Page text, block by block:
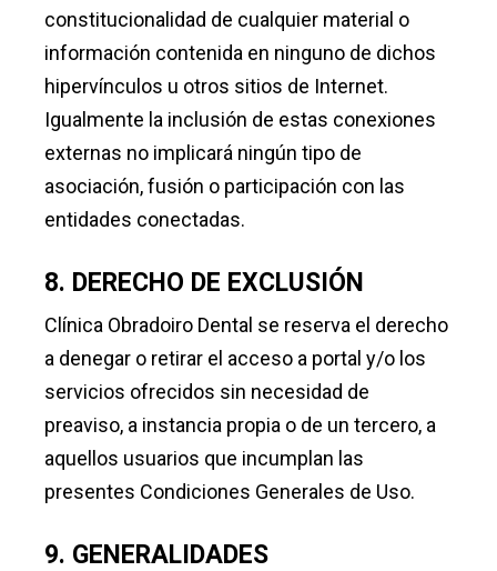
constitucionalidad de cualquier material o
información contenida en ninguno de dichos
hipervínculos u otros sitios de Internet.
Igualmente la inclusión de estas conexiones
externas no implicará ningún tipo de
asociación, fusión o participación con las
entidades conectadas.
8. DERECHO DE EXCLUSIÓN
Clínica Obradoiro Dental se reserva el derecho
a denegar o retirar el acceso a portal y/o los
servicios ofrecidos sin necesidad de
preaviso, a instancia propia o de un tercero, a
aquellos usuarios que incumplan las
presentes Condiciones Generales de Uso.
9. GENERALIDADES